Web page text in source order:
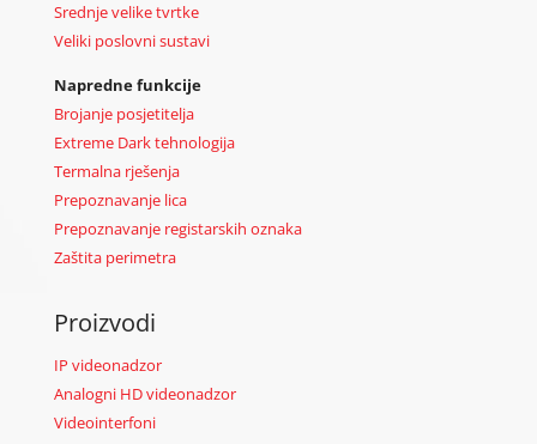
Srednje velike tvrtke
Veliki poslovni sustavi
Napredne funkcije
Brojanje posjetitelja
Extreme Dark tehnologija
Termalna rješenja
Prepoznavanje lica
Prepoznavanje registarskih oznaka
Zaštita perimetra
Proizvodi
IP videonadzor
Analogni HD videonadzor
Videointerfoni